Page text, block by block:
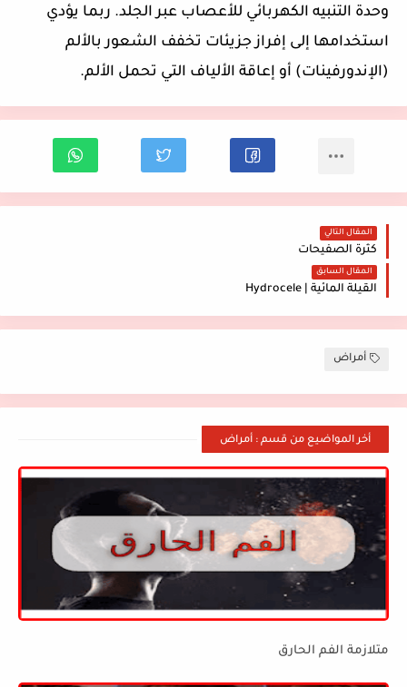
وحدة التنبيه الكهربائي للأعصاب عبر الجلد. ربما يؤدي
استخدامها إلى إفراز جزيئات تخفف الشعور بالألم
(الإندورفينات) أو إعاقة الألياف التي تحمل الألم.
المقال التالي
كثرة الصفيحات
المقال السابق
القيلة المائية | Hydrocele
أمراض
أخر المواضيع من قسم : أمراض
متلازمة الفم الحارق